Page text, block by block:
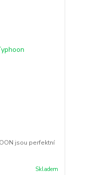
jsou perfektní
Skladem